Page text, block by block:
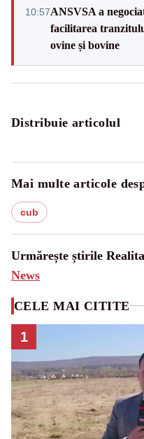
10:57ANSVSA a
facilitarea
ovine și bovine
Distribuie articolul
Mai multe articole
cub
Urmărește știrile
News
CELE MAI CITITE
1